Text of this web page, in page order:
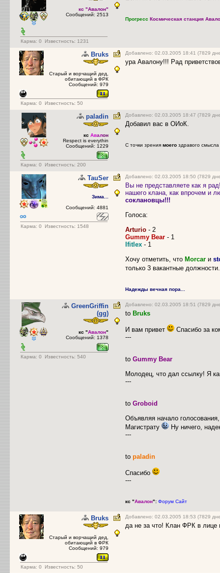
кс "Авалон"
Сообщений: 2513
Карма: 0 Известность: 1231
Прогресс Космическая станция
Bruks
Старый и ворчащий дед,
обитающий в ФРК
Сообщений: 979
Карма: 0 Известность: 50
Добавлено: 02.03.2005 18:41 (7829
ура Авалону!!! Рад
paladin
кс Авалон
Respect is everythin
Сообщений: 1229
Карма: 0 Известность: 200
Добавлено: 02.03.2005 18:47 (7829
Добавил вас в ОИоК.
С точки зрения моего здравого
TauSer
Зима...
Сообщений: 4881
Карма: 0 Известность: 1548
Добавлено: 02.03.2005 18:50 (7829
Вы не представляете как я
нашего клана, как впрочем и
соклановцы!!!
Голоса:
Arturio - 2
Gummy Bear - 1
Ifitlex - 1
Хочу отметить, что Morcar и
только 3 вакантные должности.
Надежды вечная пора...
GreenGriffin
(gg)
кс "Авалон"
Сообщений: 1378
Карма: 0 Известность: 540
Добавлено: 02.03.2005 18:51 (7829
to Bruks
И вам привет
Спасибо за
---
to Gummy Bear
Молодец, что дал ссылку! Я
---
to Groboid
Объявляя начало
Магистрату
Ну ничего,
---
to paladin
Спасибо
---
кс "Авалон": Форум Сайт
Bruks
Старый и ворчащий дед,
обитающий в ФРК
Сообщений: 979
Карма: 0 Известность: 50
Добавлено: 02.03.2005 18:53 (7829
да не за что! Клан ФРК в лице